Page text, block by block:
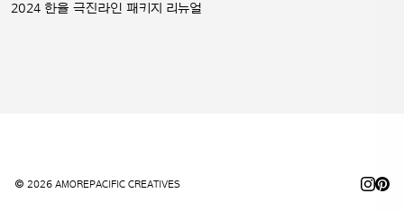
2024 한율 극진라인 패키지 리뉴얼
© 2026 AMOREPACIFIC CREATIVES